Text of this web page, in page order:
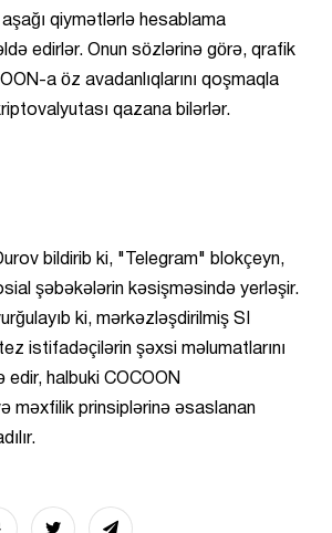
qiymətlərlə hesablama
edirlər. Onun sözlərinə görə, qrafik
a öz avadanlıqlarını qoşmaqla
qazana bilərlər.
bildirib ki, "Telegram" blokçeyn,
şəbəkələrin kəsişməsində yerləşir.
ki, mərkəzləşdirilmiş SI
istifadəçilərin şəxsi məlumatlarını
halbuki COCOON
məxfilik prinsiplərinə əsaslanan